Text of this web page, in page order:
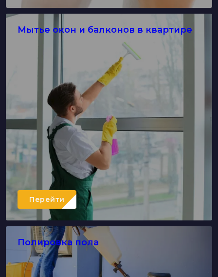
Мытье окон и балконов в квартире
Перейти
Полировка пола